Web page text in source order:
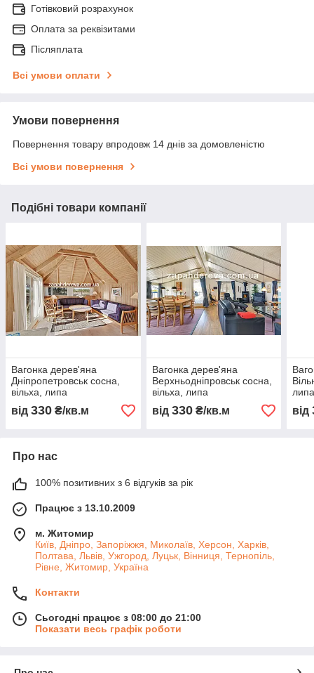
Готівковий розрахунок
Оплата за реквізитами
Післяплата
Всі умови оплати
Умови повернення
Повернення товару впродовж 14 днів за домовленістю
Всі умови повернення
Подібні товари компанії
Вагонка дерев'яна
Дніпропетровськ сосна,
вільха, липа
від 330 ₴/кв.м
Вагонка дерев'яна
Верхньодніпровськ сосна,
вільха, липа
від 330₴/кв.м від
Про нас
100% позитивних з 6 відгуків за рік
Працює з 13.10.2009
м. Житомир
Київ, Дніпро, Запоріжжя, Миколаїв, Херсон, Харків,
Полтава, Львів, Ужгород, Луцьк, Вінниця, Тернопіль,
Рівне, Житомир, Україна
Контакти
Сьогодні працює з 08:00 до 21:00
Показати весь графік роботи